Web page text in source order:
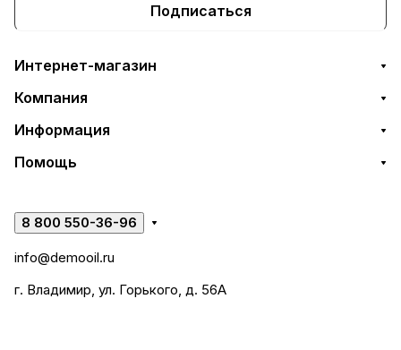
Подписаться
Интернет-магазин
Компания
Информация
Помощь
8 800 550-36-96
info@demooil.ru
г. Владимир, ул. Горького, д. 56А